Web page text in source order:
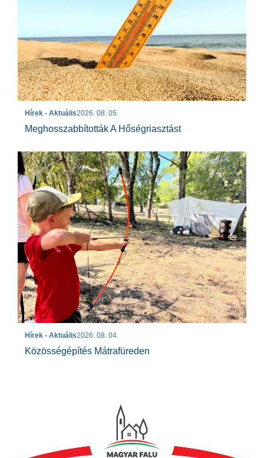
Hírek - Aktuális2026. 08. 05.
Meghosszabbították A Hőségriasztást
Hírek - Aktuális2026. 08. 04.
Közösségépítés Mátrafüreden